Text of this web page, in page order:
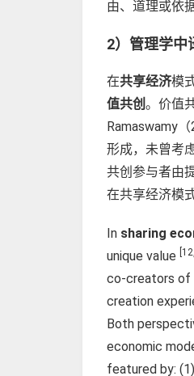
由、道理或依
2）管理学中
在共享经济模
值共创 。价值
Ramaswamy
形成，未曾考
共创参与者由
在共享经济模
In sharing
unique value
co-creators of
creation
Both
economic
featured by: